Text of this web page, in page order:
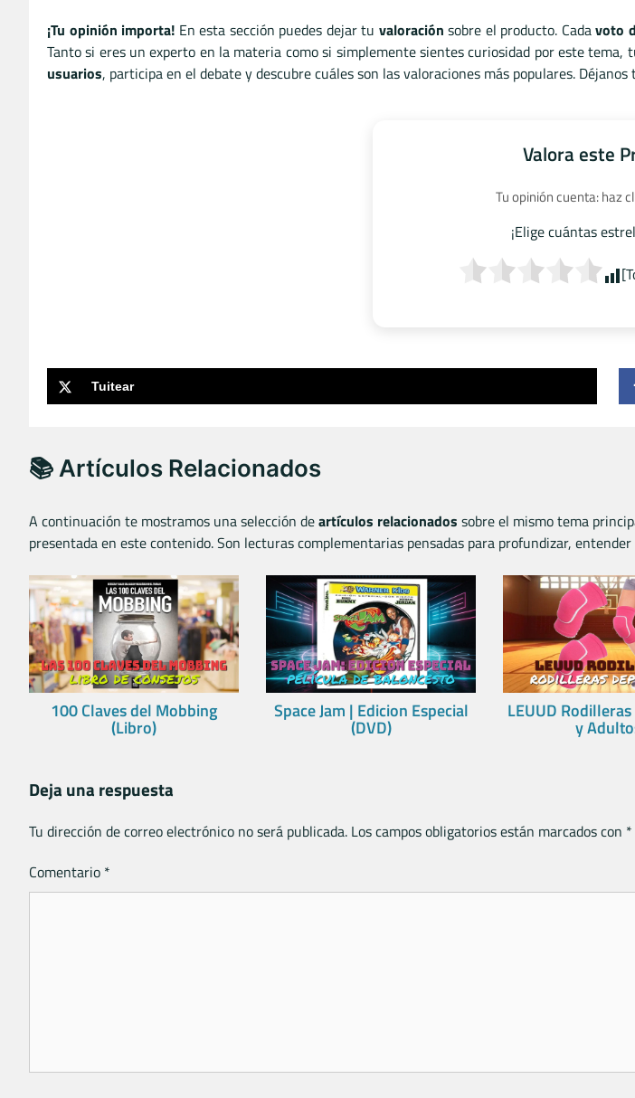
¡Tu opinión importa! En esta sección puedes dejar tu valoración sobre el producto. Cadavoto
Tanto si eres un experto en la materia como si simplemente sientes curiosidad por este
usuarios, participa en el debate y descubre cuáles son las valoraciones más populares. Déjanos
Valora este
Tu opinión cuenta: haz
¡Elige cuántas
Tuitear
📚 Artículos Relacionados
A continuación te mostramos una selección deartículos relacionados sobre el mismo tema
presentada en este contenido. Son lecturas complementarias pensadas para profundizar,
100 Claves del Mobbing
(Libro)
Space Jam | Edicion Especial
(DVD)
LEUUD
y
Deja una respuesta
Tu dirección de correo electrónico no será publicada. Los campos obligatorios están marcados con *
Comentario *